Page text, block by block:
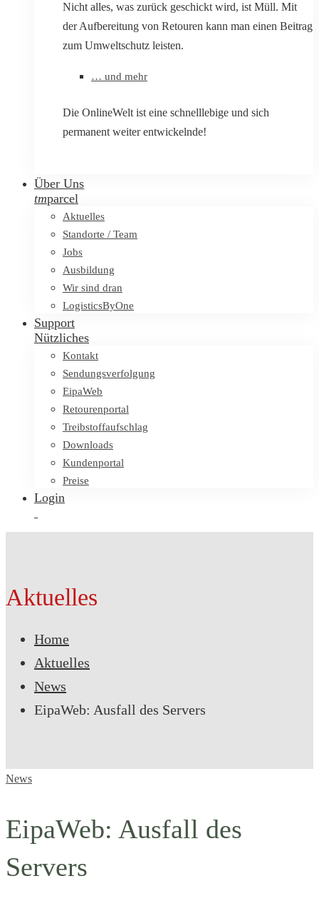
Nicht alles, was zurück geschickt wird, ist Müll. Mit
der Aufbereitung von Retouren kann man einen Beitrag
zum Umweltschutz leisten.
… und mehr
Die OnlineWelt ist eine schnelllebige und sich
permanent weiter entwickelnde!
Über Uns
tmparcel
Aktuelles
Standorte / Team
Jobs
Ausbildung
Wir sind dran
LogisticsByOne
Support
Nützliches
Kontakt
Sendungsverfolgung
EipaWeb
Retourenportal
Treibstoffaufschlag
Downloads
Kundenportal
Preise
Login
Aktuelles
Home
Aktuelles
News
EipaWeb: Ausfall des Servers
EipaWeb:
des
Servers
News
EipaWeb: Ausfall des
Servers